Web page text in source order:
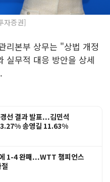
자증권]
리본부 상무는 "상법 개정
실무적 대응 방안을 상세
선 결과 발표...김민석
송영길 11.63%
1-4 완패...WTT 챔피언스